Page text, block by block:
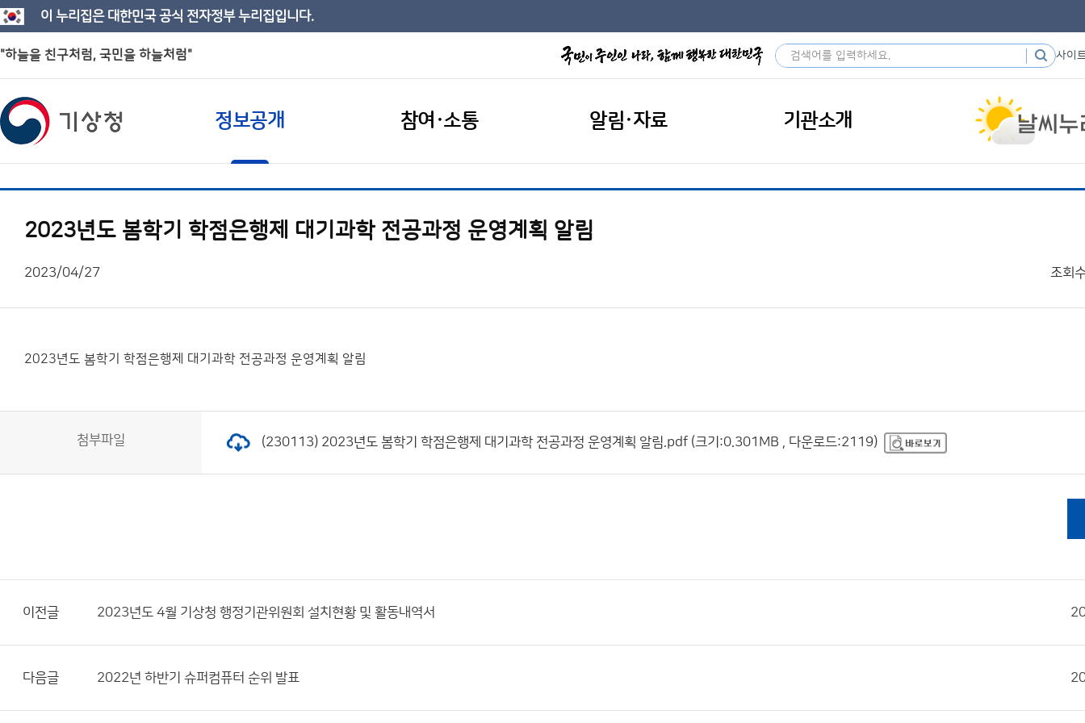
이 누리집은 대한민국 공식 전자정부 누리집입니다.
"하늘을 친구처럼, 국민을 하늘처럼" 사이
정보공개 참여·소통 알림·자료 기관소개
2023년도 봄학기 학점은행제 대기과학 전공과정 운영계획 알림
2023/04/27 조회
2023년도 봄학기 학점은행제 대기과학 전공과정 운영계획 알림
첨부파일 (230113) 2023년도 봄학기 학점은행제 대기과학 전공과정 운영계획 알림.pdf (크기:0.301MB , 다운로드:2119)
이전글 2023년도 4월 기상청 행정기관위원회 설치현황 및 활동내역서
다음글 2022년 하반기 슈퍼컴퓨터 순위 발표